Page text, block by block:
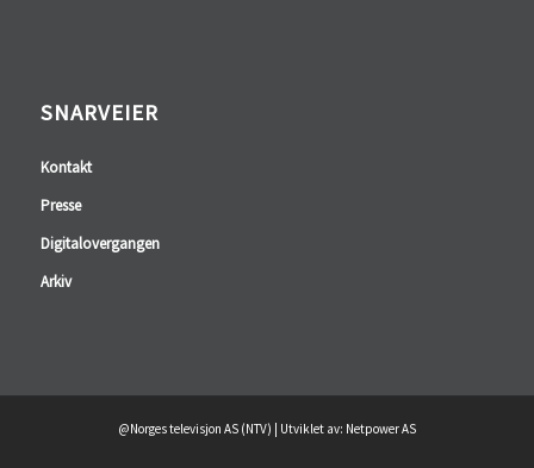
SNARVEIER
Kontakt
Presse
Digitalovergangen
Arkiv
@Norges televisjon AS (NTV) | Utviklet av: Netpower AS